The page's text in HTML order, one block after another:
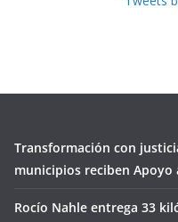
Transformación con
municipios reciben Apoyo
Rocío Nahle entrega 33